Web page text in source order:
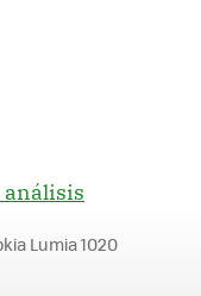
análisis
Lumia 1020